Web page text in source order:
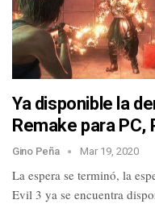
Ya disponible la
Remake para PC,
Gino Peña Mar 19, 2020
La espera se terminó, la
Evil 3 ya se encuentra